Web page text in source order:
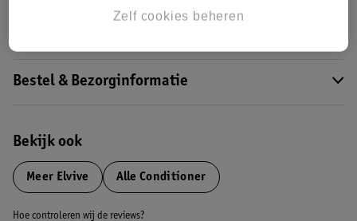
Meer informatie
Bestel & Bezorginformatie
Bekijk ook
Meer Elvive Alle Conditioner
Hoe controleren wij de reviews?
Zelf cookies beheren